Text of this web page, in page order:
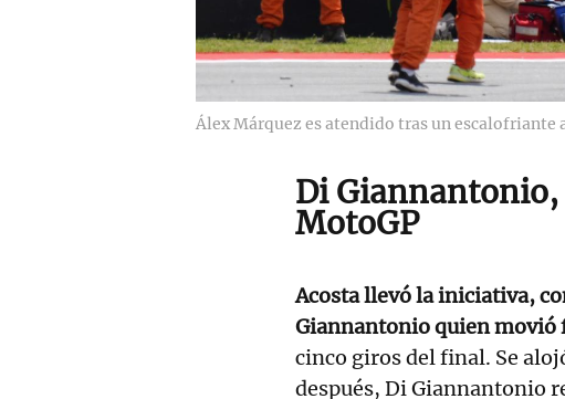
Álex Márquez es atendido tras un escalofriante
Di
MotoGP
Acosta llevó la iniciativa,
Giannantonio quien movió
cinco giros del final. Se
después, Di Giannantonio